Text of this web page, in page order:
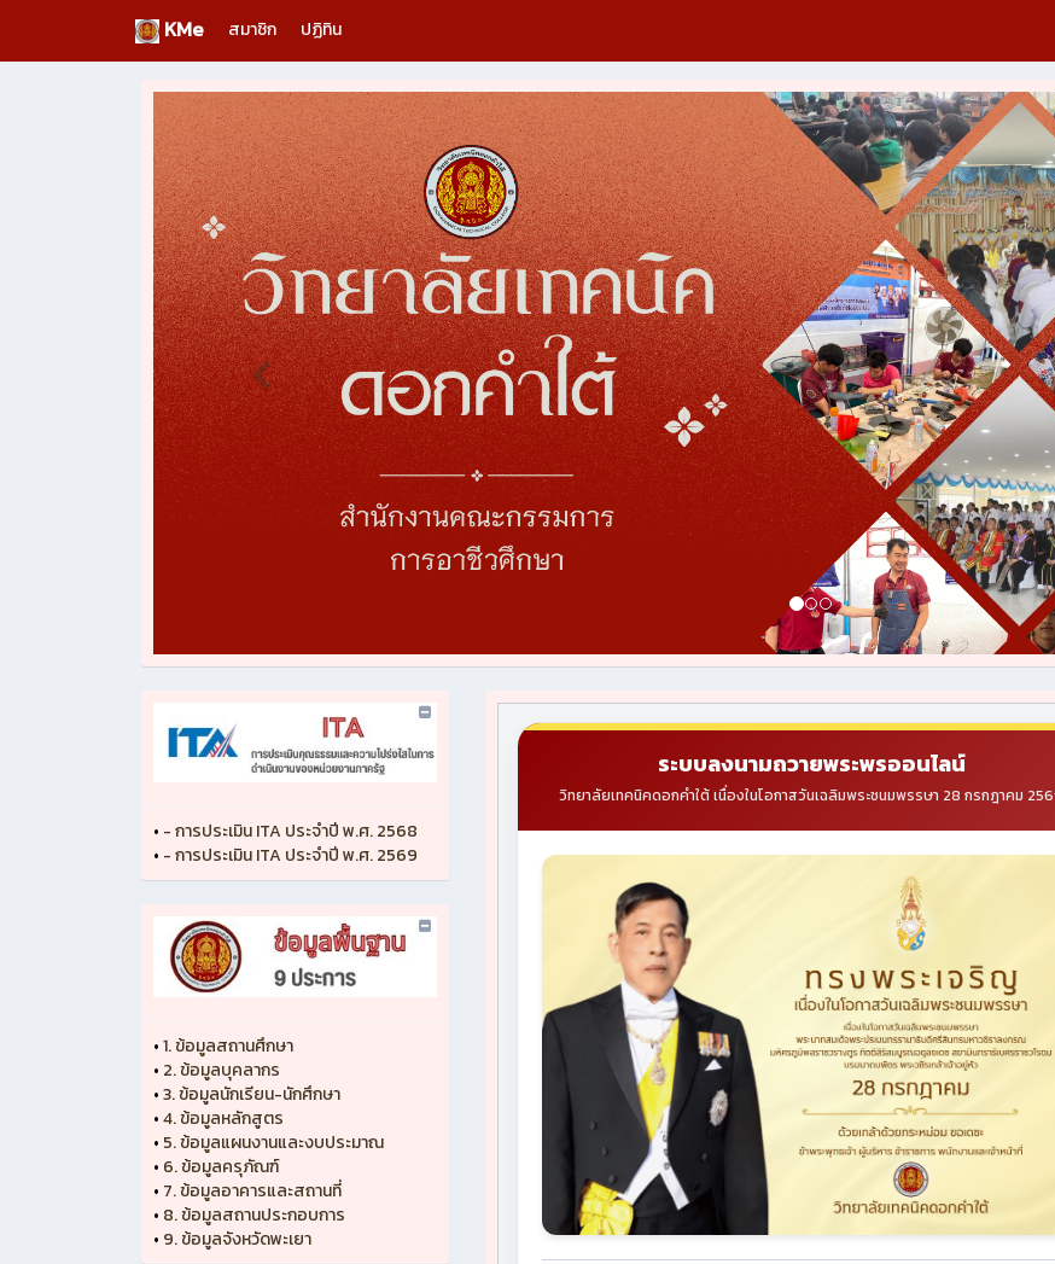
KMe สมาชิก ปฏิทิน
• - การประเมิน ITA ประจำปี พ.ศ. 2568
• - การประเมิน ITA ประจำปี พ.ศ. 2569
•1. ข้อมูลสถานศึกษา
• 2. ข้อมูลบุคลากร
•3. ข้อมูลนักเรียน-นักศึกษา
•4. ข้อมูลหลักสูตร
• 5. ข้อมูลแผนงานและงบประมาณ
• 6. ข้อมูลครุภัณฑ์
• 7. ข้อมูลอาคารและสถานที่
• 8. ข้อมูลสถานประกอบการ
• 9. ข้อมูลจังหวัดพะเยา